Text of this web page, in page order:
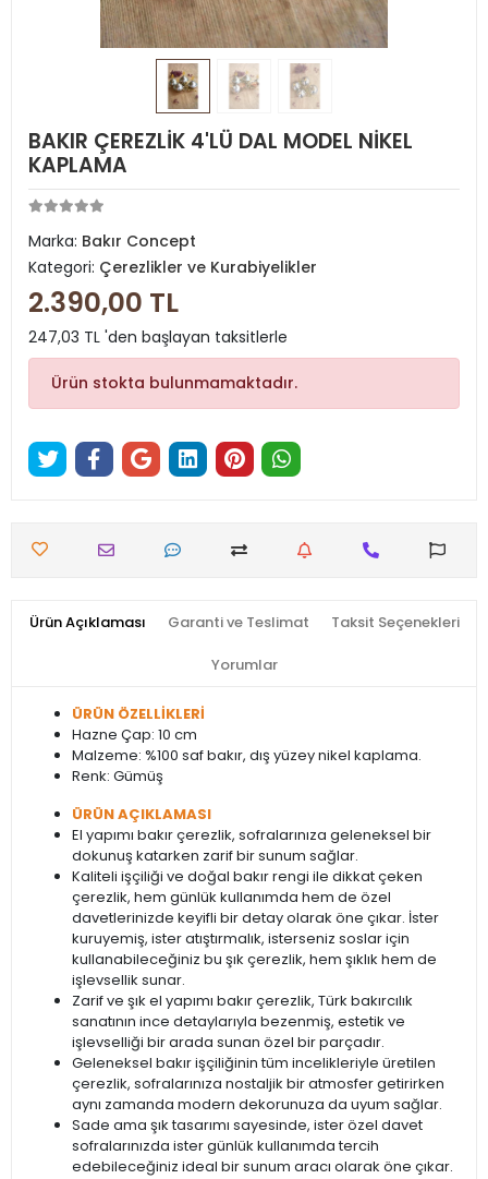
BAKIR ÇEREZLİK 4'LÜ DAL MODEL NİKEL
KAPLAMA
Marka: Bakır Concept
Kategori: Çerezlikler ve Kurabiyelikler
2.390,00 TL
247,03 TL 'den başlayan taksitlerle
Ürün stokta bulunmamaktadır.
Ürün Açıklaması Garanti ve Teslimat Taksit Seçenekleri
Yorumlar
ÜRÜN ÖZELLİKLERİ
Hazne Çap: 10 cm
Malzeme: %100 saf bakır, dış yüzey nikel kaplama.
Renk: Gümüş
ÜRÜN AÇIKLAMASI
El yapımı bakır çerezlik, sofralarınıza geleneksel bir
dokunuş katarken zarif bir sunum sağlar.
Kaliteli işçiliği ve doğal bakır rengi ile dikkat çeken
çerezlik, hem günlük kullanımda hem de özel
davetlerinizde keyifli bir detay olarak öne çıkar. İster
kuruyemiş, ister atıştırmalık, isterseniz soslar için
kullanabileceğiniz bu şık çerezlik, hem şıklık hem de
işlevsellik sunar.
Zarif ve şık el yapımı bakır çerezlik, Türk bakırcılık
sanatının ince detaylarıyla bezenmiş, estetik ve
işlevselliği bir arada sunan özel bir parçadır.
Geleneksel bakır işçiliğinin tüm incelikleriyle üretilen
çerezlik, sofralarınıza nostaljik bir atmosfer getirirken
aynı zamanda modern dekorunuza da uyum sağlar.
Sade ama şık tasarımı sayesinde, ister özel davet
sofralarınızda ister günlük kullanımda tercih
edebileceğiniz ideal bir sunum aracı olarak öne çıkar.